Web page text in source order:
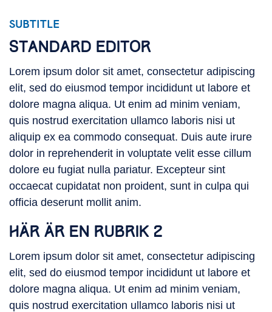
Subtitle
SUBTITLE
STANDARD EDITOR
Lorem ipsum dolor sit amet, consectetur adipiscing
elit, sed do eiusmod tempor incididunt ut labore et
dolore magna aliqua. Ut enim ad minim veniam,
quis nostrud exercitation ullamco laboris nisi ut
aliquip ex ea commodo consequat. Duis aute irure
dolor in reprehenderit in voluptate velit esse cillum
dolore eu fugiat nulla pariatur. Excepteur sint
occaecat cupidatat non proident, sunt in culpa qui
officia deserunt mollit anim.
HÄR ÄR EN RUBRIK 2
Lorem ipsum dolor sit amet, consectetur adipiscing
elit, sed do eiusmod tempor incididunt ut labore et
dolore magna aliqua. Ut enim ad minim veniam,
quis nostrud exercitation ullamco laboris nisi ut